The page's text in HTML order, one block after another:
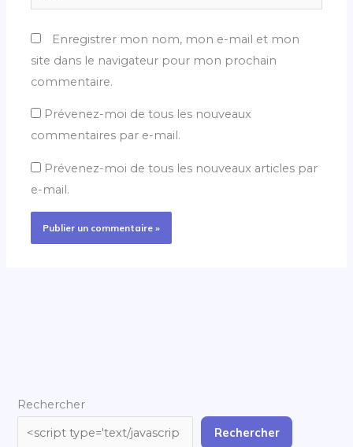
Enregistrer mon nom, mon e-mail et mon
site dans le navigateur pour mon prochain
commentaire.
Prévenez-moi de tous les nouveaux
commentaires par e-mail.
Prévenez-moi de tous les nouveaux articles par
e-mail.
Rechercher
Rechercher